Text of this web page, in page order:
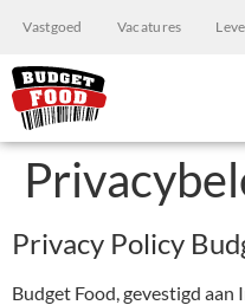
Vastgoed Vacatures
Privacy Policy
Budget Food, gevestigd